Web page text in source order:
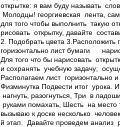
открытке: я вам буду называть
Молодцы! георгиевская лента,
для того чтобы выполнить такую
рисовать открытку, давайте
2. Подобрать цвета
горизонтально лист бумаги
Для того что бы нарисовать
и сохранять учебную задачу;
Располагаем лист горизонтально
Физминутка Подвести итог урока.
нагнуть, разогнуться, Три ­ в
руками помахать, Шесть ­ на место
вызываю к доске несколько
й этап. ­ Давайте проведем анализ